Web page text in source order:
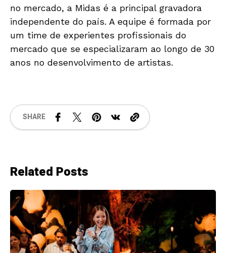
no mercado, a Midas é a principal gravadora
independente do país. A equipe é formada por
um time de experientes profissionais do
mercado que se especializaram ao longo de 30
anos no desenvolvimento de artistas.
SHARE
Related Posts